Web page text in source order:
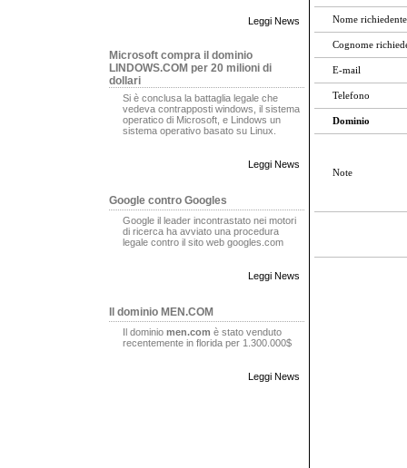
Leggi News
Microsoft compra il dominio
LINDOWS.COM per 20 milioni di
dollari
Si è conclusa la battaglia legale che
vedeva contrapposti windows, il sistema
operatico di Microsoft, e Lindows un
sistema operativo basato su Linux.
Leggi News
Google contro Googles
Google il leader incontrastato nei motori
di ricerca ha avviato una procedura
legale contro il sito web googles.com
Leggi News
Il dominio MEN.COM
Il dominio men.com è stato venduto
recentemente in florida per 1.300.000$
Leggi News
Nome richiedente
Cognome
E-mail
Telefono
Dominio
Note